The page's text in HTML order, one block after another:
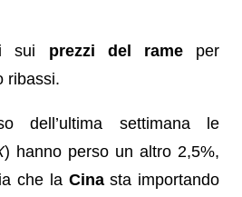
sui prezzi del rameper
ribassi.
dell’ultima settimana le
) hanno perso un altro 2,5%,
che la Cinasta importando